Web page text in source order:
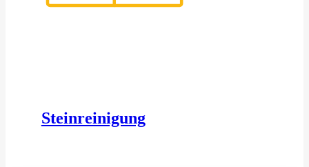
Steinreinigung